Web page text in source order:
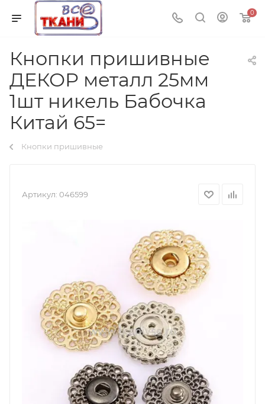
0
Кнопки пришивные
ДЕКОР металл 25мм
1шт никель Бабочка
Китай 65=
Кнопки пришивные
Артикул: 046599